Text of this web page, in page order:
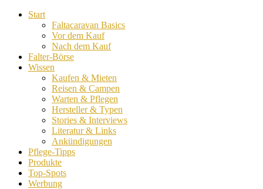
Start
Faltacaravan Basics
Vor dem Kauf
Nach dem Kauf
Falter-Börse
Wissen
Kaufen & Mieten
Reisen & Campen
Warten & Pflegen
Hersteller & Typen
Stories & Interviews
Literatur & Links
Ankündigungen
Pflege-Tipps
Produkte
Top-Spots
Werbung